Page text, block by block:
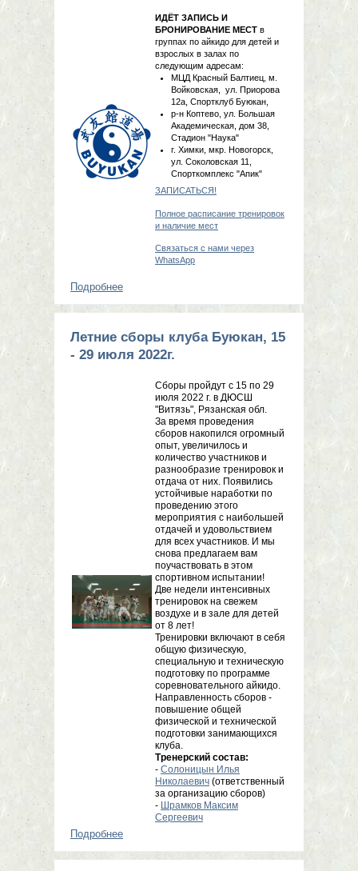
ИДЁТ ЗАПИСЬ И
БРОНИРОВАНИЕ МЕСТ в
группах по айкидо для детей и
взрослых в залах по
следующим адресам:
МЦД Красный Балтиец, м.
Войковская, ул. Приорова
12а, Спортклуб Буюкан,
р-н Коптево, ул. Большая
Академическая, дом 38,
Стадион "Наука"
г. Химки, мкр. Новогорск,
ул. Соколовская 11,
Спорткомплекс "Апик"
ЗАПИСАТЬСЯ!
Полное расписание тренировок
и наличие мест
Связаться с нами через
WhatsApp
Подробнее
2024 учебный год!
Летние сборы клуба Буюкан, 15
- 29 июля 2022г.
Сборы пройдут с 15 по 29
июля 2022 г. в ДЮСШ
"Витязь", Рязанская обл.
За время проведения
сборов накопился огромный
опыт, увеличилось и
количество участников и
разнообразие тренировок и
отдача от них. Появились
устойчивые наработки по
проведению этого
мероприятия с наибольшей
отдачей и удовольствием
для всех участников. И мы
снова предлагаем вам
поучаствовать в этом
спортивном испытании!
Две недели интенсивных
тренировок на свежем
воздухе и в зале для детей
от 8 лет!
Тренировки включают в себя
общую физическую,
специальную и техническую
подготовку по программе
соревновательного айкидо.
Направленность сборов -
повышение общей
физической и технической
подготовки занимающихся
клуба.
Тренерский состав:
- Солоницын Илья
Николаевич (ответственный
за организацию сборов)
- Шрамков Максим
Сергеевич
Подробнее
29 июля 2022г.